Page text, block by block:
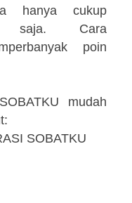
hanya cukup
saja. Cara
poin
mudah
SOBATKU